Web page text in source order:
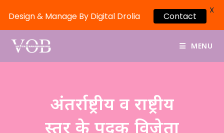
MENU
अंतर्राष्ट्रीय व राष्ट्रीय
स्तर के पदक विजेता
Design & Manage By Digital Drolia Contact
X